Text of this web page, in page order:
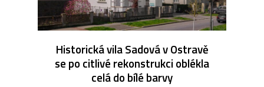
Historická vila Sadová v Ostravě
se po citlivé rekonstrukci oblékla
celá do bílé barvy